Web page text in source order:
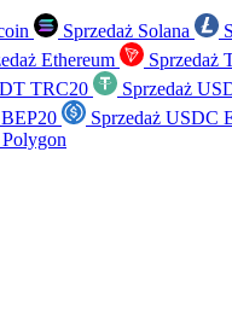
Sprzedaż Solana
Ethereum
Sprzedaż
TRC20
Sprzedaż
Sprzedaż USDC